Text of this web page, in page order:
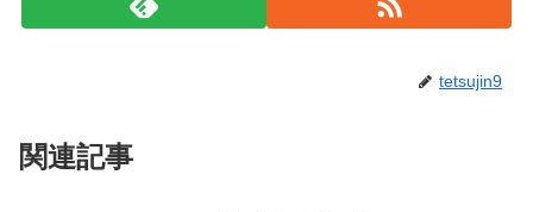
tetsujin9
関連記事